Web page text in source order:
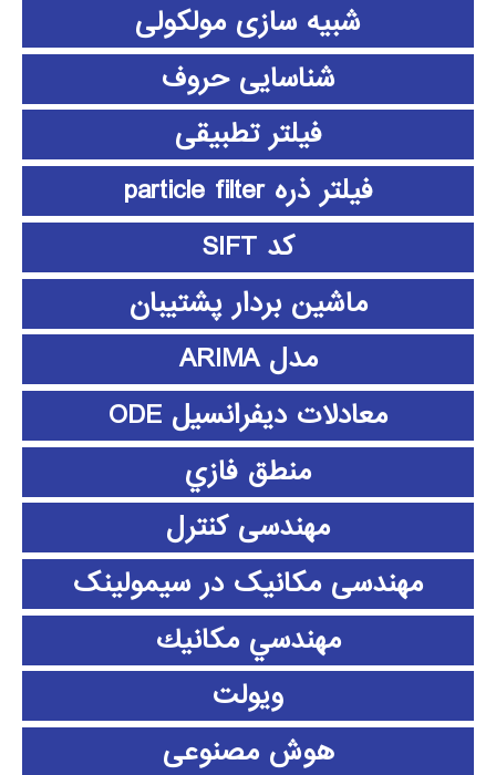
شبیه سازی مولکولی
شناسایی حروف
فیلتر تطبیقی
فیلتر ذره particle filter
کد SIFT
ماشین بردار پشتیبان
مدل ARIMA
معادلات دیفرانسیل ODE
منطق فازي
مهندسی کنترل
مهندسی مکانیک در سیمولینک
مهندسي مكانيك
ویولت
هوش مصنوعی